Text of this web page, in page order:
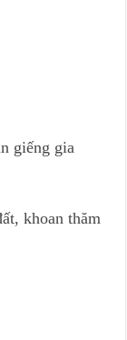
giếng gia
khoan thăm